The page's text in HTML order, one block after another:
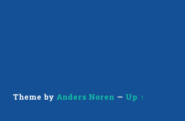
Theme by Anders Noren — Up ↑